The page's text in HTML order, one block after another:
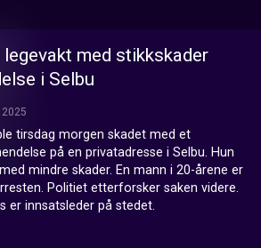
med stikkskader
i Selbu
2025
tirsdag morgen skadet med et
på en privatadresse i Selbu. Hun
mindre skader. En mann i 20-årene er
Politiet etterforsker saken videre.
er innsatsleder på stedet.